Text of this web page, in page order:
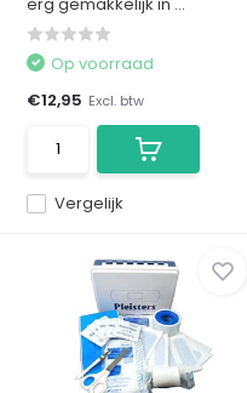
Vergelijk
Op voorraad
€12,95 Excl. btw